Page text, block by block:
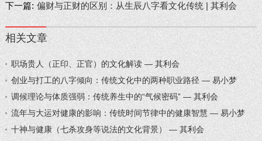
下一篇: 偏财与正财的区别：从生辰八字看文化传统 | 其利会
相关文章
职场贵人（正印、正官）的文化解读 — 其利会
创业与打工的八字倾向：传统文化中的两种职业路径 — 易小梦
调候理论与体质强弱：传统养生中的“气候密码” — 其利会
流年与大运对健康的影响：传统时间节律中的健康智慧 — 易小梦
十神与健康（七杀攻身等说法的文化背景） — 其利会